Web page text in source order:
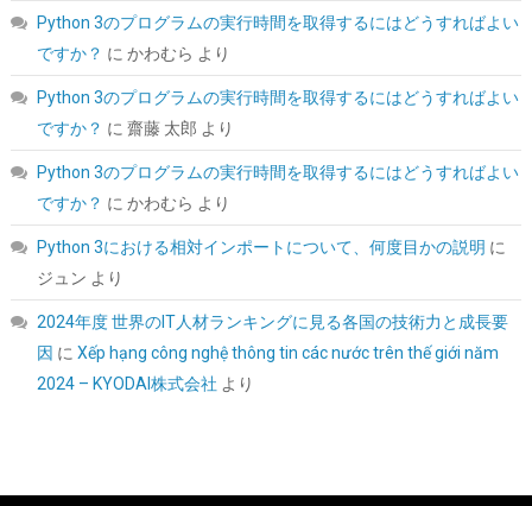
シー・エフ・デー販売 CFD販売 CFD Standard デスクトップ用 メ
モリ DDR4 3200 (PC4-25600) 16GB×2枚 288pin DIMM 相性保証
W4U3200CS-16G
( 5421032) GBP 157.20
はこちら)
こちら
Python 3のプログラムの実行時間を取得するにはどうすればよい
ですか？ に かわむら より
Python 3のプログラムの実行時間を取得するにはどうすればよい
ですか？ に 齋藤 太郎 より
Python 3のプログラムの実行時間を取得するにはどうすればよい
ですか？ に かわむら より
Python 3における相対インポートについて、何度目かの説明 に
ジュン より
2024年度 世界のIT人材ランキングに見る各国の技術力と成長要
因 に Xếp hạng công nghệ thông tin các nước trên thế giới năm
2024 – KYODAI株式会社 より